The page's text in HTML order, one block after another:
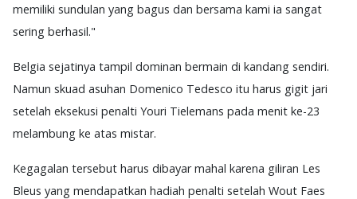
memiliki sundulan yang bagus dan bersama kami ia sangat
sering berhasil."
Belgia sejatinya tampil dominan bermain di kandang sendiri.
Namun skuad asuhan Domenico Tedesco itu harus gigit jari
setelah eksekusi penalti Youri Tielemans pada menit ke-23
melambung ke atas mistar.
Kegagalan tersebut harus dibayar mahal karena giliran Les
Bleus yang mendapatkan hadiah penalti setelah Wout Faes